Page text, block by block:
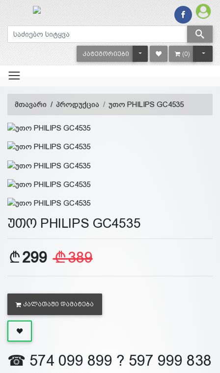
ᲙᲐᲢᲔᲒᲝᲠᲘᲔᲑᲘ TOGGLE DROPDOWN
(0)
მთავარი პროდუქცია უთო PHILIPS GC4535
უთო PHILIPS GC4535
299 389
ᲙᲐᲚᲐᲗᲐᲨᲘ ᲓᲐᲛᲐᲢᲔᲑᲐ
☎ 574 099 899 ? 597 999 838